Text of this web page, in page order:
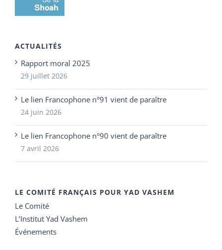
ACTUALITÉS
Rapport moral 2025
29 juillet 2026
Le lien Francophone n°91 vient de paraître
24 juin 2026
Le lien Francophone n°90 vient de paraître
7 avril 2026
LE COMITÉ FRANÇAIS POUR YAD VASHEM
Le Comité
L’Institut Yad Vashem
Événements